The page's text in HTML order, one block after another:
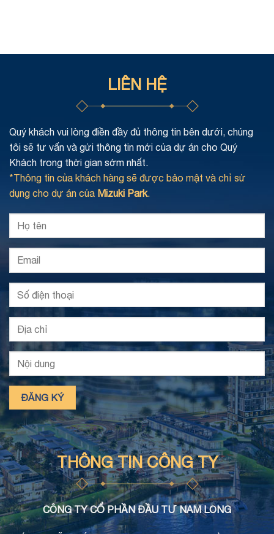
LIÊN HỆ
Quý khách vui lòng điền đầy đủ thông tin bên dưới, chúng
tôi sẽ tư vấn và gửi thông tin mới của dự án cho Quý
Khách trong thời gian sớm nhất.
*Thông tin của khách hàng sẽ được bảo mật và chỉ sử
dụng cho dự án của Mizuki Park.
THÔNG TIN CÔNG TY
CÔNG TY CỔ PHẦN ĐẦU TƯ NAM LONG